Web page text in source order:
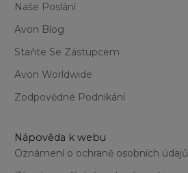
Naše Poslání
Avon Blog
Staňte Se Zástupcem
Avon Worldwide
Zodpovědné Podnikání
Nápověda k webu
Oznámení o ochraně osobních údajů